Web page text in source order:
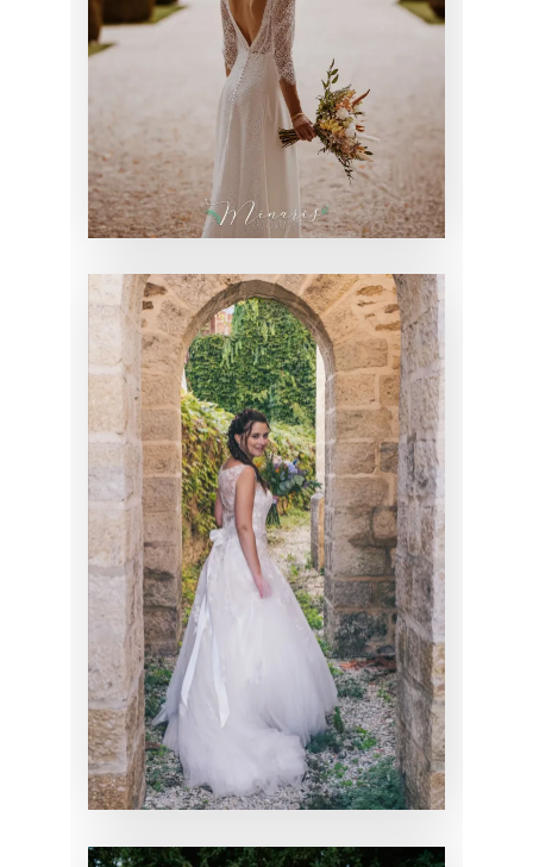
MARIAGE DE
CAMILLE
MARIAGE
MARIAGE DE
DÉBORAH
CHIGNON MARIAGE